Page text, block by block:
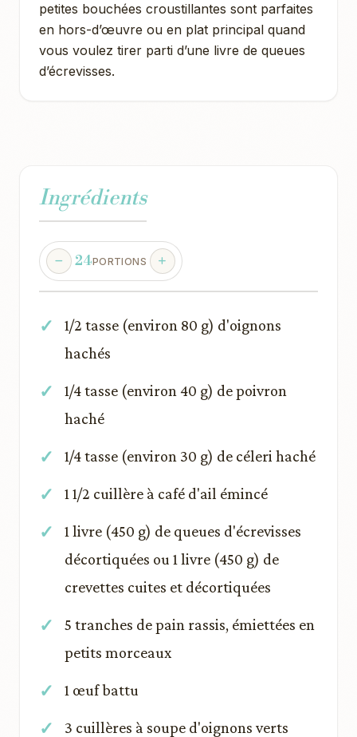
petites bouchées croustillantes sont parfaites
en hors-d’œuvre ou en plat principal quand
vous voulez tirer parti d’une livre de queues
d’écrevisses.
Ingrédients
24PORTIONS
1/2 tasse (environ 80 g) d'oignons
hachés
1/4 tasse (environ 40 g) de poivron
haché
1/4 tasse (environ 30 g) de céleri haché
1 1/2 cuillère à café d'ail émincé
1 livre (450 g) de queues d'écrevisses
décortiquées ou 1 livre (450 g) de
crevettes cuites et décortiquées
5 tranches de pain rassis, émiettées en
petits morceaux
1 œuf battu
3 cuillères à soupe d'oignons verts